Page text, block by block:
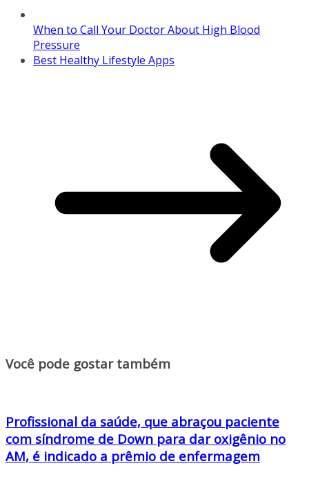
When to Call Your Doctor About High Blood
Pressure
Best Healthy Lifestyle Apps
Você pode gostar também
Profissional da saúde, que abraçou paciente
com síndrome de Down para dar oxigênio no
AM, é indicado a prêmio de enfermagem